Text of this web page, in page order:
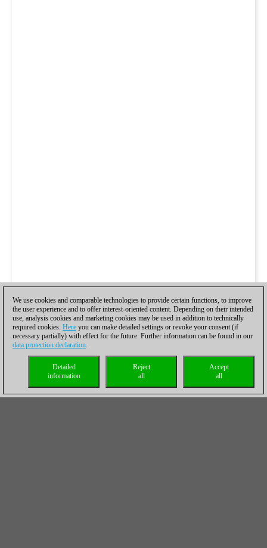
We use cookies and comparable technologies to provide certain functions, to improve
the user experience and to offer interest-oriented content. Depending on their intended
use, analysis cookies and marketing cookies may be used in addition to technically
required cookies. Here you can make detailed settings or revoke your consent (if
necessary partially) with effect for the future. Further information can be found in our
data protection declaration.
Accept
all
Reject
all
Detailed
information